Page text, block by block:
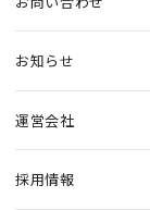
お知らせ
運営会社
採用情報